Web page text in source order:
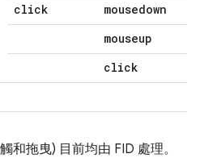
click
mousedown
mouseup
click
和拖曳) 目前均由 FID 處理。